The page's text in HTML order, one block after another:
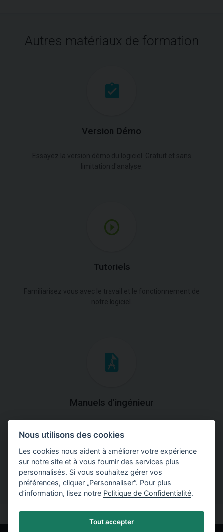
Autres matériaux de formation
Version Démo
Essayez la version démo du logiciel. Gratuit et sans
limitation d'analyse.
Tutoriels
Familiarisez vous avec le travail et le fonctionnement de
notre logiciel.
Manuels d'ingénieur
théoriques et pratiques du fonctionnement des
programmes.
Nous utilisons des cookies
Les cookies nous aident à améliorer votre expérience
sur notre site et à vous fournir des services plus
personnalisés. Si vous souhaitez gérer vos
préférences, cliquer „Personnaliser“. Pour plus
d’information, lisez notre Politique de Confidentialité.
Tout accepter